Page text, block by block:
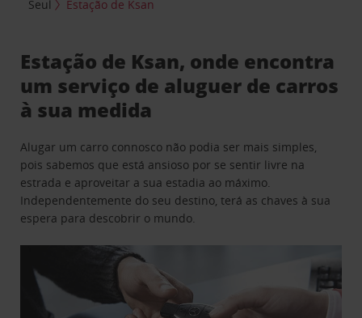
Seul
Estação de Ksan
Estação de Ksan, onde encontra
um serviço de aluguer de carros
à sua medida
Alugar um carro connosco não podia ser mais simples,
pois sabemos que está ansioso por se sentir livre na
estrada e aproveitar a sua estadia ao máximo.
Independentemente do seu destino, terá as chaves à sua
espera para descobrir o mundo.